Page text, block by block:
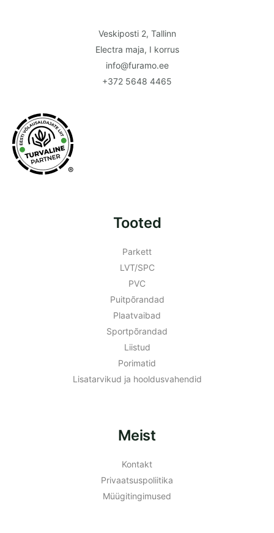
Veskiposti 2, Tallinn
Electra maja, I korrus
info@furamo.ee
+372 5648 4465
®
Tooted
Parkett
LVT/SPC
PVC
Puitpõrandad
Plaatvaibad
Sportpõrandad
Liistud
Porimatid
Lisatarvikud ja hooldusvahendid
Meist
Kontakt
Privaatsuspoliitika
Müügitingimused